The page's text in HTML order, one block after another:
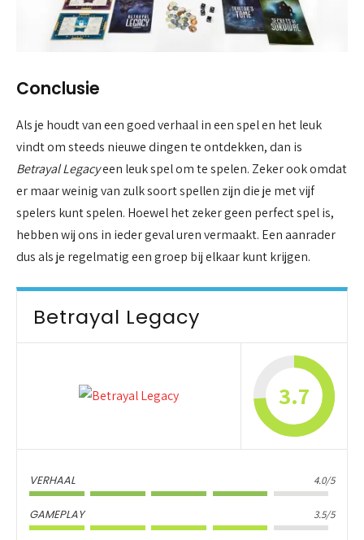
Conclusie
Als je houdt van een goed verhaal in een spel en het leuk
vindt om steeds nieuwe dingen te ontdekken, dan is
Betrayal Legacyeen leuk spel om te spelen. Zeker ook omdat
er maar weinig van zulk soort spellen zijn die je met vijf
spelers kunt spelen. Hoewel het zeker geen perfect spel is,
hebben wij ons in ieder geval uren vermaakt. Een aanrader
dus als je regelmatig een groep bij elkaar kunt krijgen.
Betrayal Legacy
3.7
VERHAAL 4.0/5
GAMEPLAY 3.5/5